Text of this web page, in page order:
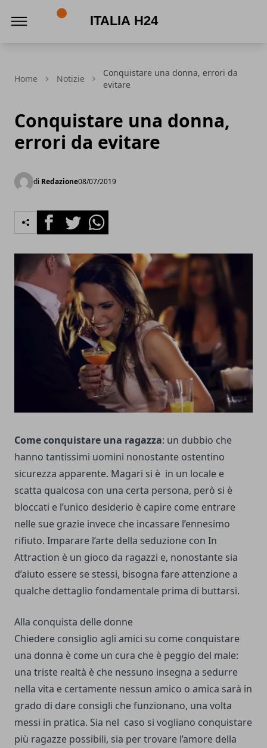
Home Notizie
Conquistare una donna, errori da
evitare
Conquistare una donna,
errori da evitare
di Redazione08/07/2019
FacebookTwitterWhatsapp
Come conquistare una ragazza: un dubbio che
hanno tantissimi uomini nonostante ostentino
sicurezza apparente. Magari si è in un locale e
scatta qualcosa con una certa persona, però si è
bloccati e l’unico desiderio è capire come entrare
nelle sue grazie invece che incassare l’ennesimo
rifiuto. Imparare l’arte della seduzione con In
Attraction è un gioco da ragazzi e, nonostante sia
d’aiuto essere se stessi, bisogna fare attenzione a
qualche dettaglio fondamentale prima di buttarsi.
Alla conquista delle donne
Chiedere consiglio agli amici su come conquistare
una donna è come un cura che è peggio del male:
una triste realtà è che nessuno insegna a sedurre
nella vita e certamente nessun amico o amica sarà in
grado di dare consigli che funzionano, una volta
messi in pratica. Sia nel caso si vogliano conquistare
più ragazze possibili, sia per trovare l’amore della